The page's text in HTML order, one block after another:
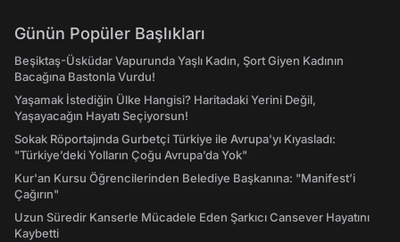
Günün Popüler Başlıkları
Beşiktaş-Üsküdar Vapurunda Yaşlı Kadın, Şort Giyen Kadının
Bacağına Bastonla Vurdu!
Yaşamak İstediğin Ülke Hangisi? Haritadaki Yerini Değil,
Yaşayacağın Hayatı Seçiyorsun!
Sokak Röportajında Gurbetçi Türkiye ile Avrupa'yı Kıyasladı:
"Türkiye’deki Yolların Çoğu Avrupa’da Yok"
Kur'an Kursu Öğrencilerinden Belediye Başkanına: "Manifest’i
Çağırın"
Uzun Süredir Kanserle Mücadele Eden Şarkıcı Cansever Hayatını
Kaybetti